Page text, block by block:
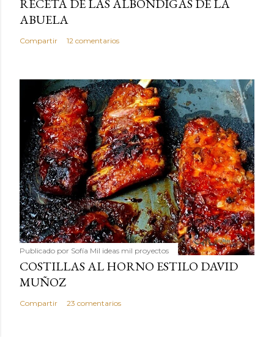
RECETA DE LAS ALBÓNDIGAS DE LA
ABUELA
Compartir 12 comentarios
Publicado por Sofía Mil ideas mil proyectos
COSTILLAS AL HORNO ESTILO DAVID
MUÑOZ
Compartir 23 comentarios